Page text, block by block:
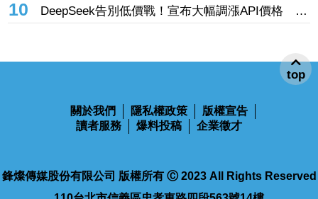
10
DeepSeek告別低價戰！宣布大幅調漲API價格 AI
商業化邁入新階段
關於我們 隱私權政策
版權宣告
讀者服務
爆料投稿 企業徵才
鋒燦傳媒股份有限公司 版權所有 Ⓒ 2023 All Rights Reserved
top